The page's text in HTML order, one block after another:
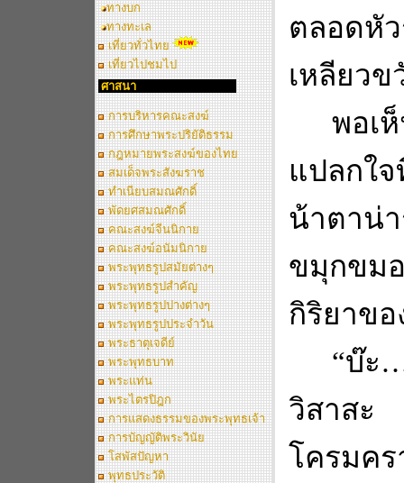
ทางบก
ทางทะเล
เที่ยวทั่วไทย
เที่ยวไปชมไป
ศาสนา
การบริหารคณะสงฆ์
การศึกษาพระปริยัติธรรม
กฎหมายพระสงฆ์ของไทย
สมเด็จพระสังฆราช
ทำเนียบสมณศักดิ์
พัดยศสมณศักดิ์
คณะสงฆ์จีนนิกาย
คณะสงฆ์อนัมนิกาย
พระพุทธรูปสมัยต่างๆ
พระพุทธรูปสำคัญ
พระพุทธรูปปางต่างๆ
พระพุทธรูปประจำวัน
พระธาตุเจดีย์
พระพุทธบาท
พระแท่น
พระไตรปิฎก
การแสดงธรรมของพระพุทธเจ้า
การบัญญัติพระวินัย
โสพัสปัญหา
พุทธประวัติ
ตลอดหั
เหลียว
พอเ
แปลกใ
น้าตาน่
ขมุกขม
กิริยาขอ
“บ๊ะ
วิสาสะ
โครมค